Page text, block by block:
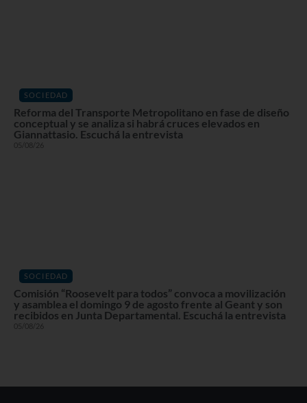
SOCIEDAD
Reforma del Transporte Metropolitano en fase de diseño
conceptual y se analiza si habrá cruces elevados en
Giannattasio. Escuchá la entrevista
05/08/26
SOCIEDAD
Comisión “Roosevelt para todos” convoca a movilización
y asamblea el domingo 9 de agosto frente al Geant y son
recibidos en Junta Departamental. Escuchá la entrevista
05/08/26